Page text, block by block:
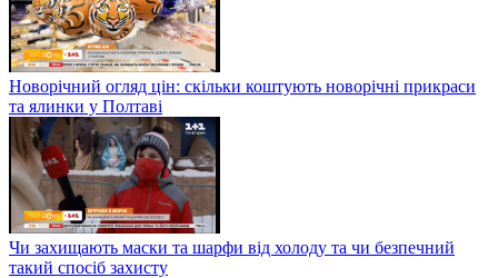
Новорічний огляд цін: скільки коштують новорічні прикраси
та ялинки у Полтаві
Чи захищають маски та шарфи від холоду та чи безпечний
такий спосіб захисту